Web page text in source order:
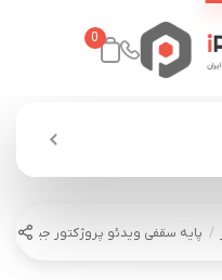
0
پایه سقفی ویدئو پروژکتور جیبی 15 سانتی متر